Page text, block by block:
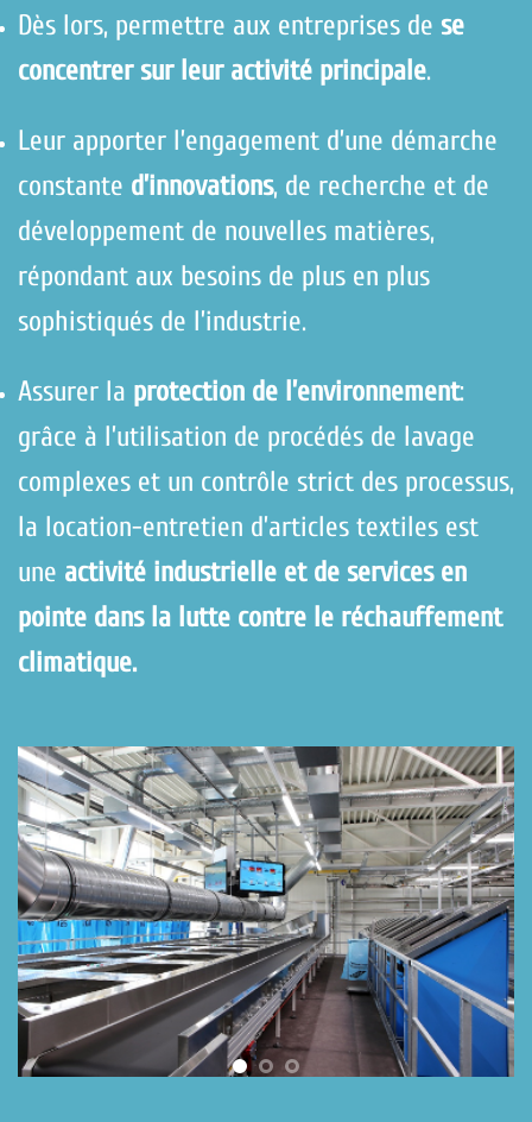
Dès lors, permettre aux entreprises de se
concentrer sur leur activité principale.
Leur apporter l’engagement d’une démarche
constante d’innovations, de recherche et de
développement de nouvelles matières,
répondant aux besoins de plus en plus
sophistiqués de l’industrie.
Assurer la protection de l’environnement:
grâce à l’utilisation de procédés de lavage
complexes et un contrôle strict des processus,
la location-entretien d’articles textiles est
une activité industrielle et de services en
pointe dans la lutte contre le réchauffement
climatique.